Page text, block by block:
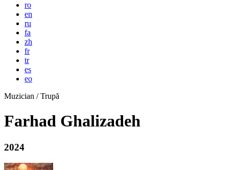
ro
en
ru
fa
zh
fr
tr
es
eo
Muzician / Trupă
Farhad Ghalizadeh
2024